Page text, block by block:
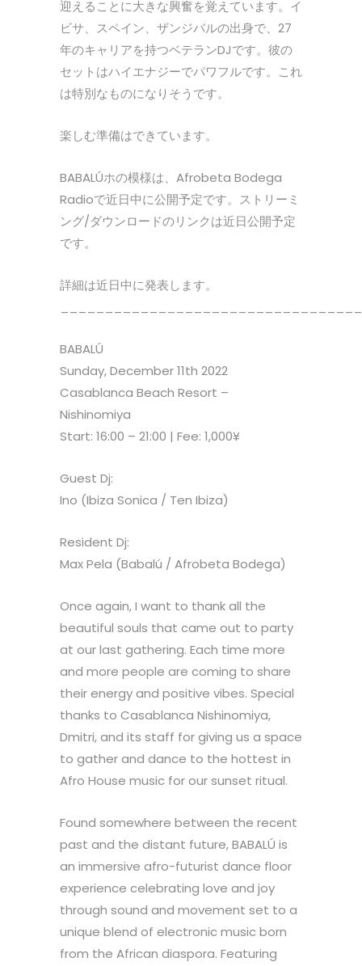
迎えることに大きな興奮を覚えています。イ
ビサ、スペイン、ザンジバルの出身で、27
年のキャリアを持つベテランDJです。彼の
セットはハイエナジーでパワフルです。これ
は特別なものになりそうです。
楽しむ準備はできています。
BABALÚホの模様は、Afrobeta Bodega
Radioで近日中に公開予定です。ストリーミ
ング/ダウンロードのリンクは近日公開予定
です。
詳細は近日中に発表します。
BABALÚ
Sunday, December 11th 2022
Casablanca Beach Resort –
Nishinomiya
Start: 16:00 – 21:00 | Fee: 1,000¥
Guest Dj:
Ino (Ibiza Sonica / Ten Ibiza)
Resident Dj:
Max Pela (Babalú / Afrobeta Bodega)
Once again, I want to thank all the
beautiful souls that came out to party
at our last gathering. Each time more
and more people are coming to share
their energy and positive vibes. Special
thanks to Casablanca Nishinomiya,
Dmitri, and its staff for giving us a space
to gather and dance to the hottest in
Afro House music for our sunset ritual.
Found somewhere between the recent
past and the distant future, BABALÚ is
an immersive afro-futurist dance floor
experience celebrating love and joy
through sound and movement set to a
unique blend of electronic music born
from the African diaspora. Featuring